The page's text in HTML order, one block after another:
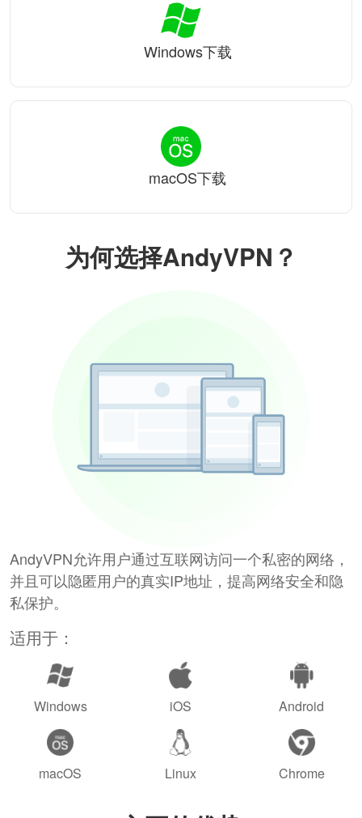
为何选择AndyVPN？
AndyVPN允许用户通过互联网访问一个私密的网络，
并且可以隐匿用户的真实IP地址，提高网络安全和隐
私保护。
适用于：
Windows iOS Android
macOS Linux Chrome
Windows下载
macOS下载